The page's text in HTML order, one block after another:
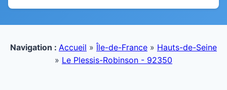
Navigation : Accueil »Île-de-France » Hauts-de-Seine
» Le Plessis-Robinson - 92350